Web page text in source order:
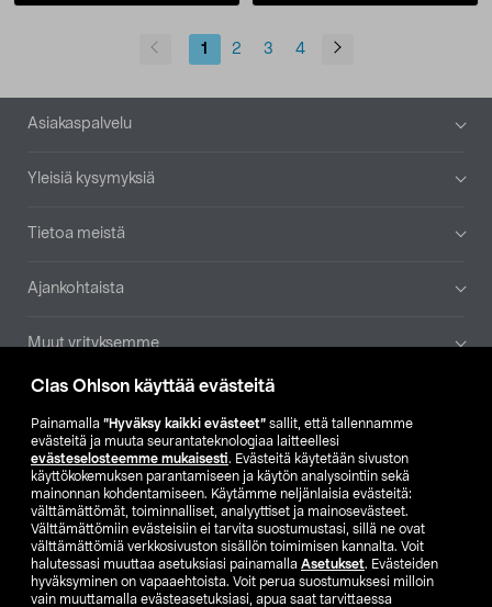
Clas Ohlson käyttää evästeitä
Painamalla ”Hyväksy kaikki evästeet” sallit, että tallennamme
evästeitä ja muuta seurantateknologiaa laitteellesi
evästeselosteemme mukaisesti. Evästeitä käytetään sivuston
käyttökokemuksen parantamiseen ja käytön analysointiin sekä
mainonnan kohdentamiseen. Käytämme neljänlaisia evästeitä:
välttämättömät, toiminnalliset, analyyttiset ja mainosevästeet.
Välttämättömiin evästeisiin ei tarvita suostumustasi, sillä ne ovat
välttämättömiä verkkosivuston sisällön toimimisen kannalta. Voit
halutessasi muuttaa asetuksiasi painamalla Asetukset. Evästeiden
hyväksyminen on vapaaehtoista. Voit perua suostumuksesi milloin
vain muuttamalla evästeasetuksiasi, apua saat tarvittaessa
1 2 3 4
Alatunniste
Asiakaspalvelu
Yleisiä kysymyksiä
Tietoa meistä
Ajankohtaista
Muut yrityksemme
Etsi myymälä
SE NO FI
FI SV